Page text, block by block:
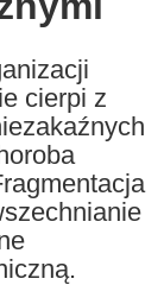
cierpi z